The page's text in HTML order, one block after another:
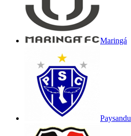
Maringá
Paysandu